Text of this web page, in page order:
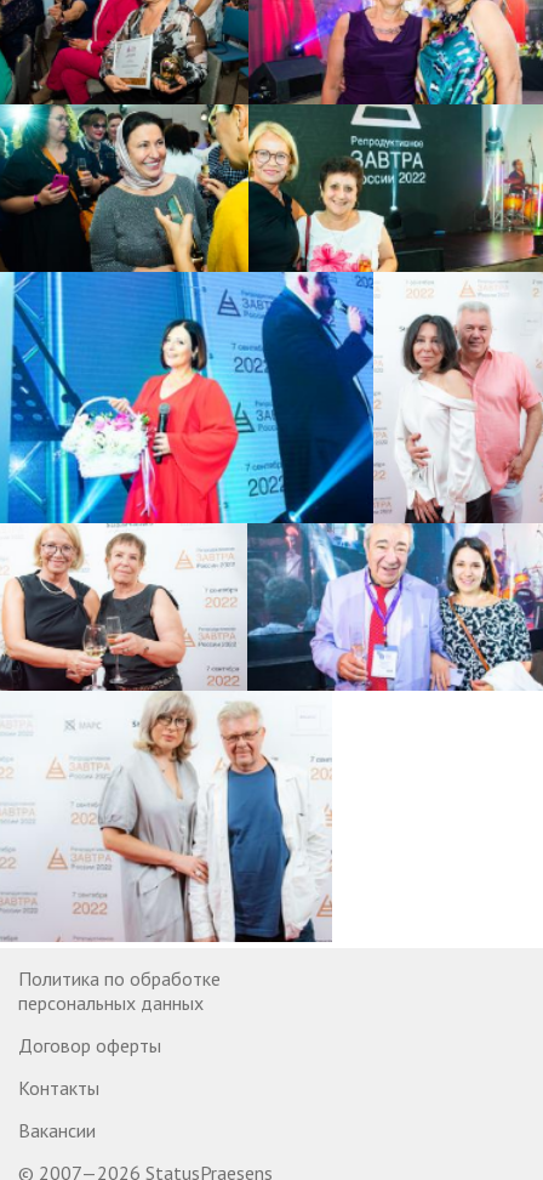
Политика по обработке
персональных данных
Договор оферты
Контакты
Вакансии
© 2007—2026 StatusPraesens